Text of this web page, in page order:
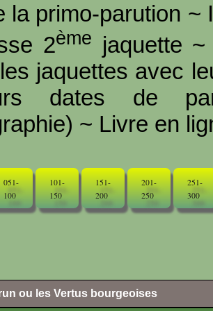
la primo-parution ~
2ème jaquette
jaquettes avec
dates de
~ Livre en
051-
100
101-
150
151-
200
201-
250
251-
300
ou les Vertus bourgeoises